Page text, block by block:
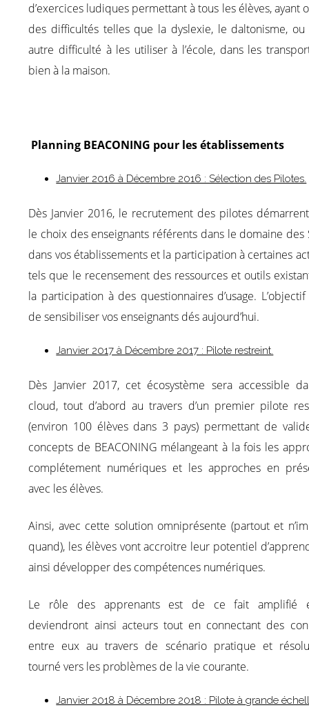
d’exercices ludiques permettant à tous les élèves, ayant
des difficultés telles que la dyslexie, le daltonisme, ou
autre difficulté à les utiliser à l’école, dans les
bien à la maison.
Planning BEACONING pour les établissements
Janvier 2016 à Décembre 2016 : Sélection des Pilotes.
Dès Janvier 2016, le recrutement des pilotes
le choix des enseignants référents dans le domaine des
dans vos établissements et la participation à certaines
tels que le recensement des ressources et outils
la participation à des questionnaires d’usage.
de sensibiliser vos enseignants dés aujourd’hui.
Janvier 2017 à Décembre 2017 : Pilote restreint.
Dès Janvier 2017, cet écosystème sera accessible
cloud, tout d’abord au travers d’un premier pilote
(environ 100 élèves dans 3 pays) permettant de
concepts de BEACONING mélangeant à la fois les
complétement numériques et les approches en
avec les élèves.
Ainsi, avec cette solution omniprésente (partout et
quand), les élèves vont accroitre leur potentiel
ainsi développer des compétences numériques.
Le rôle des apprenants est de ce fait amplifié
deviendront ainsi acteurs tout en connectant des
entre eux au travers de scénario pratique et
tourné vers les problèmes de la vie courante.
Janvier 2018 à Décembre 2018 : Pilote à grande